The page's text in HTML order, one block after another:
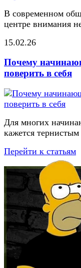
В современном
центре внимания
15.02.26
Почему
поверить в себя
Для многих
кажется
Перейти к статьям